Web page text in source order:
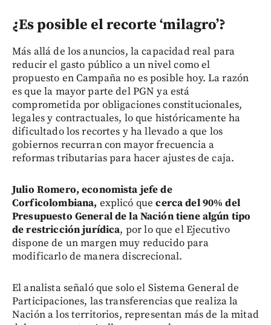
¿Es posible el recorte ‘milagro’?
Más allá de los anuncios, la capacidad real para
reducir el gasto público a un nivel como el
propuesto en Campaña no es posible hoy. La razón
es que la mayor parte del PGN ya está
comprometida por obligaciones constitucionales,
legales y contractuales, lo que históricamente ha
dificultado los recortes y ha llevado a que los
gobiernos recurran con mayor frecuencia a
reformas tributarias para hacer ajustes de caja.
Julio Romero, economista jefe de
Corficolombiana, explicó quecerca del 90% del
Presupuesto General de la Nación tiene algún tipo
de restricción jurídica, por lo que el Ejecutivo
dispone de un margen muy reducido para
modificarlo de manera discrecional.
El analista señaló que solo el Sistema General de
Participaciones, las transferencias que realiza la
Nación a los territorios, representan más de la mitad